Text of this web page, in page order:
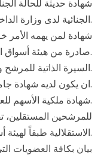
الجنائية لدى وزارة الداخلية.
صادرة من هيئة أسواق المال.
5. السيرة الذاتية للمرشح والمستندات المؤيدة له.
6. ان يكون لديه شهادة جامعية.
7. شهادة ملكية الأسهم للعضو غير المستقل.
الاستقلالية طبقاً لهيئة أسواق المال.